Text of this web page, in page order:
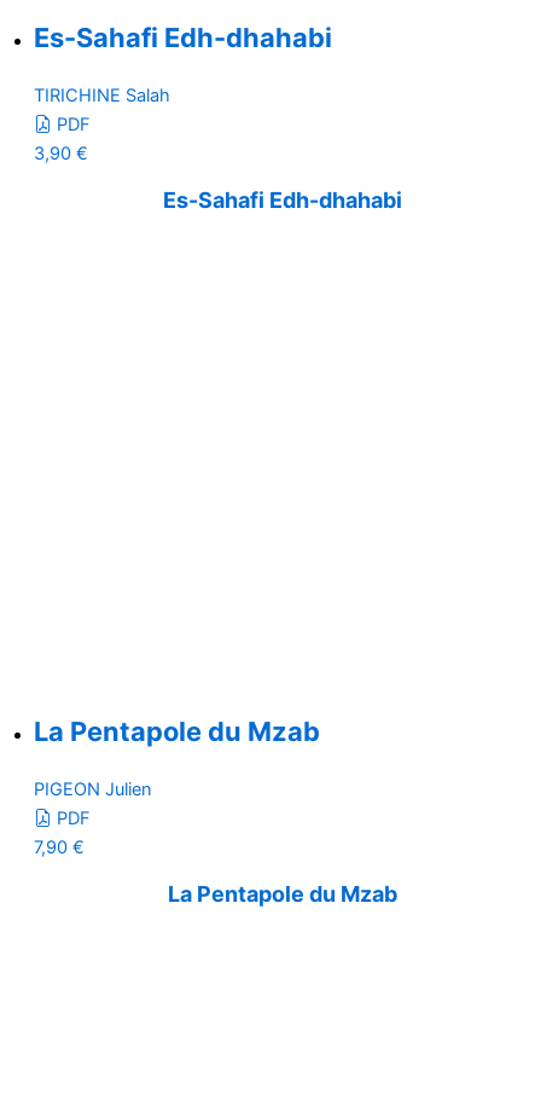
Es-Sahafi Edh-dhahabi
TIRICHINE Salah
PDF
3,90 €
Es-Sahafi Edh-dhahabi
La Pentapole du Mzab
PIGEON Julien
PDF
7,90 €
La Pentapole du Mzab